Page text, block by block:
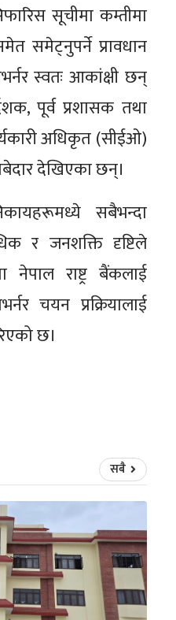
सूचीमा कम्तीमा
समेट्नुपर्ने प्रावधान
स्वतः आकांक्षी छन्
पूर्व प्रशासक तथा
अधिकृत (सीईओ)
देखिएका छन्।
सबैभन्दा
र जनशक्ति दृष्टिले
राष्ट्र बैंकलाई
चयन प्रक्रियालाई
छ।
सबै